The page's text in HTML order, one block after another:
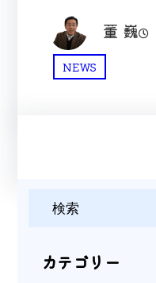
董 巍
NEWS
カテゴリー